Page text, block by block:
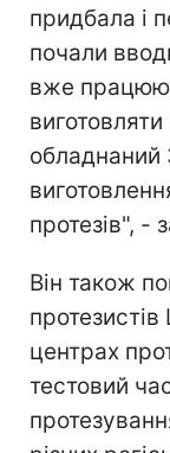
придбала і
почали
вже
протезів", -
Він також
центрах
тестовий